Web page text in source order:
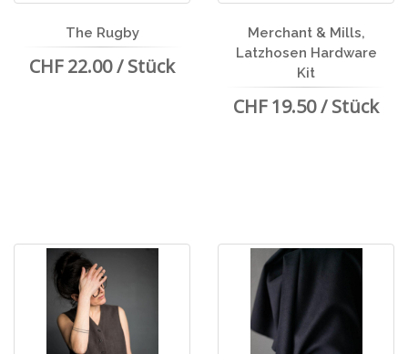
The Rugby
CHF 22.00 / Stück
Merchant & Mills,
Latzhosen Hardware
Kit
CHF 19.50 / Stück